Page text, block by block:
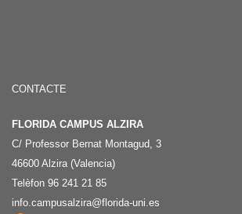
CONTACTE
FLORIDA CAMPUS ALZIRA
C/ Professor Bernat Montagud, 3
46600 Alzira (Valencia)
Telèfon 96 241 21 85
info.campusalzira@florida-uni.es